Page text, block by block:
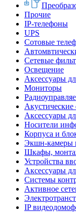
Прочие
IP-телефоны
UPS
Сотовые
Сетевые
Освещение
Аксессуары
Мониторы
Аксессуары
Носители
Корпуса и
Экшн-камеры
Шкафы,
Устройства
Аксессуары
Системы
Активное
IP